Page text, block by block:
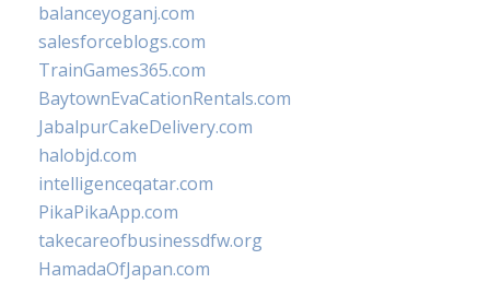
balanceyoganj.com
salesforceblogs.com
TrainGames365.com
BaytownEvaCationRentals.com
JabalpurCakeDelivery.com
halobjd.com
intelligenceqatar.com
PikaPikaApp.com
takecareofbusinessdfw.org
HamadaOfJapan.com